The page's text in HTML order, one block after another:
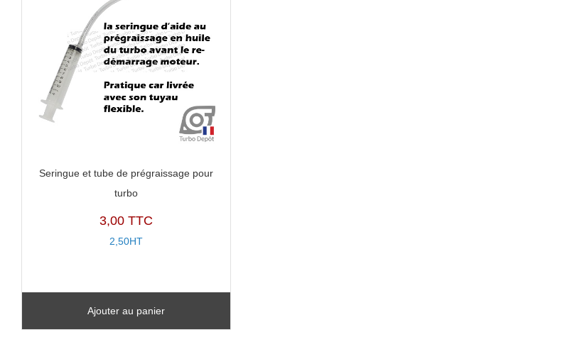
Seringue et tube de prégraissage pour
turbo
3,00 TTC
2,50HT
Ajouter au panier